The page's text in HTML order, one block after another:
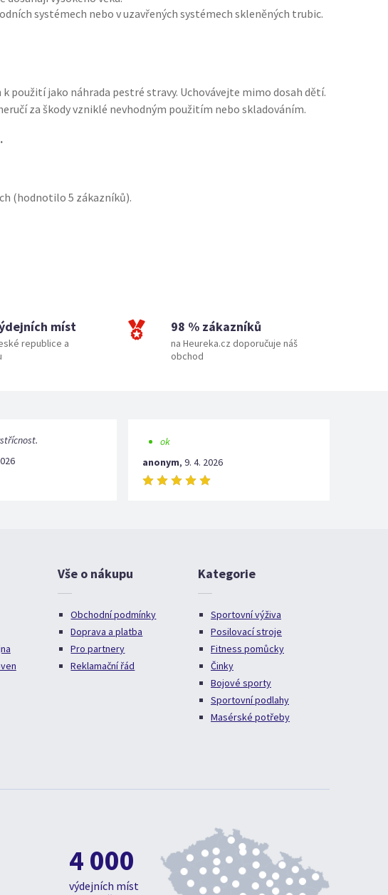
systémech nebo v uzavřených systémech skleněných trubic.
použití jako náhrada pestré stravy. Uchovávejte mimo dosah dětí.
za škody vzniklé nevhodným použitím nebo skladováním.
(hodnotilo 5 zákazníků).
míst
republice a
98 % zákazníků
na Heureka.cz doporučuje náš
obchod
ok
anonym, 9. 4. 2026
Vše o nákupu
Obchodní podmínky
Doprava a platba
Pro partnery
Reklamační řád
Kategorie
Sportovní výživa
Posilovací stroje
Fitness pomůcky
Činky
Bojové sporty
Sportovní podlahy
Masérské potřeby
4 000
výdejních míst